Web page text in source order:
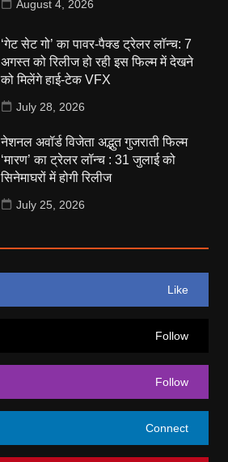
August 4, 2026
‘गेट सेट गो’ का पावर-पैक्ड ट्रेलर लॉन्च: 7
अगस्त को रिलीज हो रही इस फिल्म में देखने
को मिलेंगे हाई-टेक VFX
July 28, 2026
नेशनल अवॉर्ड विजेता अद्भुत गुजराती फिल्म
‘मारण’ का ट्रेलर लॉन्च : 31 जुलाई को
सिनेमाघरों में होगी रिलीज
July 25, 2026
Like
Follow
Follow
Connect